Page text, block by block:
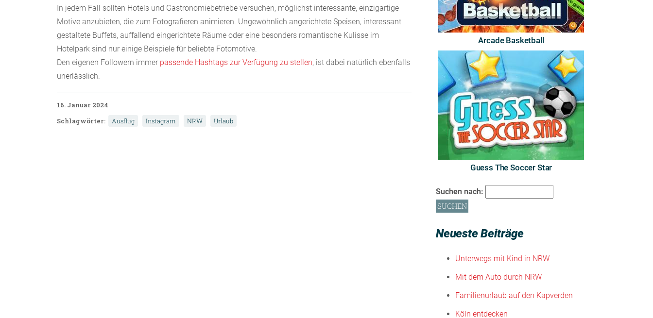
In jedem Fall sollten Hotels und Gastronomiebetriebe versuchen, möglichst interessante, einzigartige
Motive anzubieten, die zum Fotografieren animieren. Ungewöhnlich angerichtete Speisen, interessant
gestaltete Buffets, auffallend eingerichtete Räume oder eine besonders romantische Kulisse im
Hotelpark sind nur einige Beispiele für beliebte Fotomotive.
Den eigenen Followern immer passende Hashtags zur Verfügung zu stellen, ist dabei natürlich ebenfalls
unerlässlich.
16. Januar 2024
Schlagwörter:
Ausflug Instagram NRW Urlaub
Arcade Basketball
Guess The Soccer Star
Suchen nach:
Neueste Beiträge
Unterwegs mit Kind in NRW
Mit dem Auto durch NRW
Familienurlaub auf den Kapverden
Köln entdecken